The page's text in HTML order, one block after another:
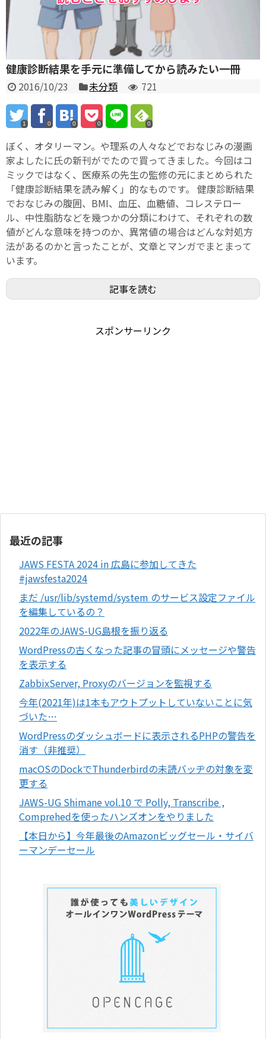
健康診断結果を手元に準備してから読みたい一冊
2016/10/23 未分類 721
1 0 0 0 0
ぼく、オタリーマン。や理系の人々などでおなじみの漫画
家よしたに氏の新刊がでたので買ってきました。今回はコ
ミックではなく、医療系の先生の監修の元にまとめられた
「健康診断結果を読み解く」的なものです。 健康診断結果
でおなじみの腹囲、BMI、血圧、血糖値、コレステロー
ル、中性脂肪などを幾つかの分類にわけて、それぞれの数
値がどんな意味を持つのか、異常値の場合はどんな対処方
法があるのかと言ったことが、文章とマンガでまとまって
います。
記事を読む
スポンサーリンク
最近の記事
JAWS FESTA 2024 in 広島に参加してきた
#jawsfesta2024
まだ /usr/lib/systemd/system のサービス設定ファイル
を編集しているの？
2022年のJAWS-UG島根を振り返る
WordPressの古くなった記事の冒頭にメッセージや警告
を表示する
ZabbixServer, Proxyのバージョンを監視する
今年(2021年)は1本もアウトプットしていないことに気
づいた…
WordPressのダッシュボードに表示されるPHPの警告を
消す（非推奨）
macOSのDockでThunderbirdの未読バッヂの対象を変
更する
JAWS-UG Shimane vol.10 で Polly, Transcribe ,
Comprehedを使ったハンズオンをやりました
【本日から】今年最後のAmazonビッグセール・サイバ
ーマンデーセール